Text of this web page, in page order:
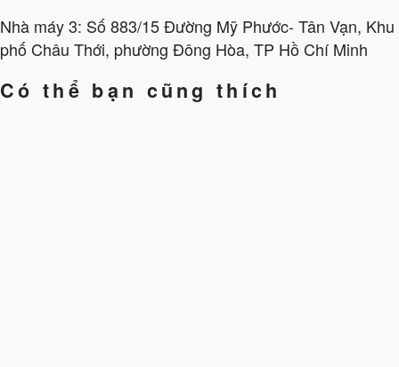
Nhà máy 3: Số 883/15 Đường Mỹ Phước- Tân Vạn, Khu
phố Châu Thới, phường Đông Hòa, TP Hồ Chí Minh
Có thể bạn cũng thích